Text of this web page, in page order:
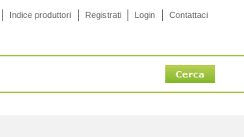
Indice produttori Registrati Login Contattaci